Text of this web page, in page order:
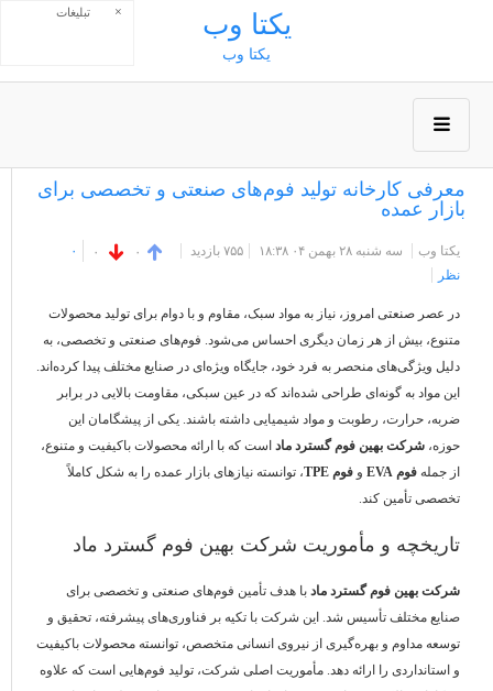
يكتا وب
يكتا وب
معرفی کارخانه تولید فوم‌های صنعتی و تخصصی برای
بازار عمده
یکتا وب سه شنبه ۲۸ بهمن ۰۴ ۱۸:۳۸ ۷۵۵ بازديد ۰ ۰
۰
نظر
در عصر صنعتی امروز، نیاز به مواد سبک، مقاوم و با دوام برای تولید محصولات
متنوع، بیش از هر زمان دیگری احساس می‌شود. فوم‌های صنعتی و تخصصی، به
دلیل ویژگی‌های منحصر به فرد خود، جایگاه ویژه‌ای در صنایع مختلف پیدا کرده‌اند.
این مواد به گونه‌ای طراحی شده‌اند که در عین سبکی، مقاومت بالایی در برابر
ضربه، حرارت، رطوبت و مواد شیمیایی داشته باشند. یکی از پیشگامان این
حوزه، شرکت بهین فوم گسترد ماد است که با ارائه محصولات باکیفیت و متنوع،
از جمله فوم EVA و فوم TPE
، توانسته نیازهای بازار عمده را به شکل کاملاً
تخصصی تأمین کند.
تاریخچه و مأموریت شرکت بهین فوم گسترد ماد
شرکت بهین فوم گسترد ماد با هدف تأمین فوم‌های صنعتی و تخصصی برای
صنایع مختلف تأسیس شد. این شرکت با تکیه بر فناوری‌های پیشرفته، تحقیق و
توسعه مداوم و بهره‌گیری از نیروی انسانی متخصص، توانسته محصولات باکیفیت
و استانداردی را ارائه دهد. مأموریت اصلی شرکت، تولید فوم‌هایی است که علاوه
تبلیغات ×